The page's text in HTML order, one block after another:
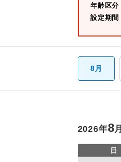
年齢区分
設定期間
8月
2026年8月
日